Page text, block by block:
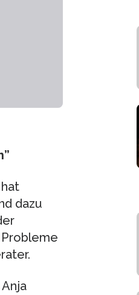
dazu